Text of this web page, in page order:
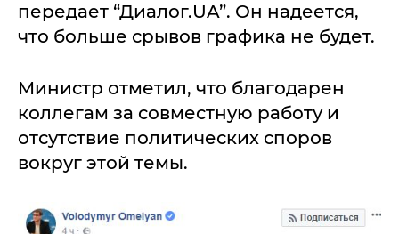
передает “Диалог.UA”. Он надеется,
что больше срывов графика не будет.
Министр отметил, что благодарен
коллегам за совместную работу и
отсутствие политических споров
вокруг этой темы.